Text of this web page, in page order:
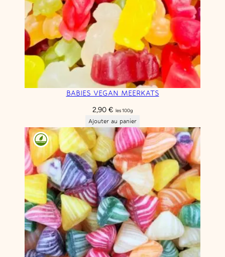
BABIES VEGAN MEERKATS
2,90 € les 100g
Ajouter au panier